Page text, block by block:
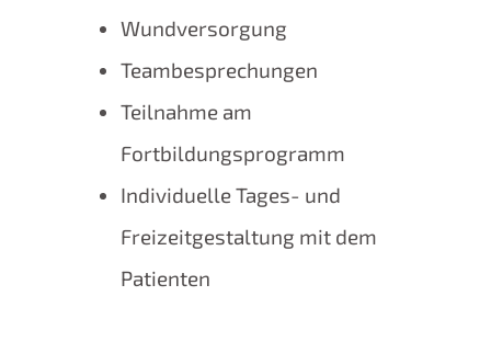
Wundversorgung
Teambesprechungen
Teilnahme am
Fortbildungsprogramm
Individuelle Tages- und
Freizeitgestaltung mit dem
Patienten